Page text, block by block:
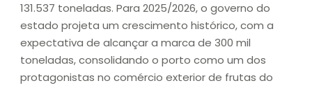
131.537 toneladas. Para 2025/2026, o governo do
estado projeta um crescimento histórico, com a
expectativa de alcançar a marca de 300 mil
toneladas, consolidando o porto como um dos
protagonistas no comércio exterior de frutas do